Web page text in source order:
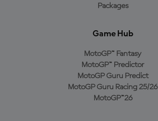
Packages
Game Hub
MotoGP™ Fantasy
MotoGP™ Predictor
MotoGP Guru Predict
MotoGP Guru Racing 25/26
MotoGP™26